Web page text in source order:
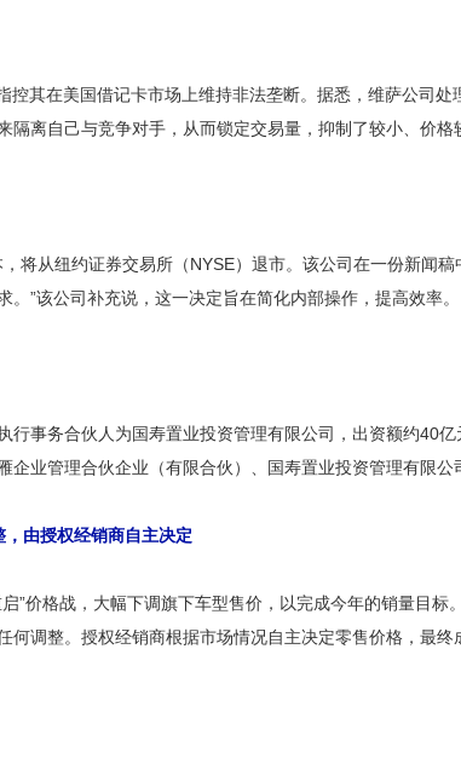
其在美国借记卡市场上维持非法垄断。据悉，维萨公司
离自己与竞争对手，从而锁定交易量，抑制了较小、价格
将从纽约证券交易所（NYSE）退市。该公司在一份新闻
”该公司补充说，这一决定旨在简化内部操作，提高效率。
事务合伙人为国寿置业投资管理有限公司，出资额约40
业管理合伙企业（有限合伙）、国寿置业投资管理有限公
由授权经销商自主决定
”价格战，大幅下调旗下车型售价，以完成今年的销量目
调整。授权经销商根据市场情况自主决定零售价格，最终